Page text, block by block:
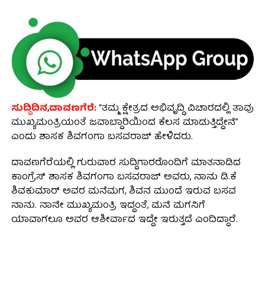
ಸುದ್ದಿದಿನ,ದಾವಣಗೆರೆ:“ತಮ್ಮ ಕ್ಷೇತ್ರದ ಅಭಿವೃದ್ಧಿ ವಿಚಾರದಲ್ಲಿ ತಾವು
ಮುಖ್ಯಮಂತ್ರಿಯಂತೆ ಜವಾಬ್ದಾರಿಯಿಂದ ಕೆಲಸ ಮಾಡುತ್ತಿದ್ದೇನೆ”
ಎಂದು ಶಾಸಕ ಶಿವಗಂಗಾ ಬಸವರಾಜ್ ಹೇಳಿದರು.
ದಾವಣಗೆರೆಯಲ್ಲಿ ಗುರುವಾರ ಸುದ್ದಿಗಾರರೊಂದಿಗೆ ಮಾತನಾಡಿದ
ಕಾಂಗ್ರೆಸ್ ಶಾಸಕ ಶಿವಗಂಗಾ ಬಸವರಾಜ್ ಅವರು, ನಾನು ಡಿ.ಕೆ
ಶಿವಕುಮಾರ್‌ ಅವರ ಮನೆಮಗ, ಶಿವನ ಮುಂದೆ ಇರುವ ಬಸವ
ನಾನು. ನಾನೇ ಮುಖ್ಯಮಂತ್ರಿ ಇದ್ದಂತೆ, ಮನೆ ಮಗನಿಗೆ
ಯಾವಾಗಲೂ ಅವರ ಆಶೀರ್ವಾದ ಇದ್ದೇ ಇರುತ್ತದೆ ಎಂದಿದ್ದಾರೆ.